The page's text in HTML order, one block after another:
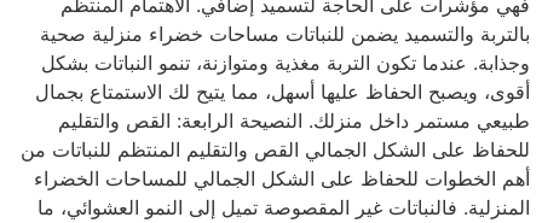
فهي مؤشرات على الحاجة لتسميد إضافي. الاهتمام المنتظم
بالتربة والتسميد يضمن للنباتات مساحات خضراء منزلية صحية
وجذابة. عندما تكون التربة مغذية ومتوازنة، تنمو النباتات بشكل
أقوى، ويصبح الحفاظ عليها أسهل، مما يتيح لك الاستمتاع بجمال
طبيعي مستمر داخل منزلك. النصيحة الرابعة: القص والتقليم
للحفاظ على الشكل الجمالي القص والتقليم المنتظم للنباتات من
أهم الخطوات للحفاظ على الشكل الجمالي للمساحات الخضراء
المنزلية. فالنباتات غير المقصوصة تميل إلى النمو العشوائي، ما